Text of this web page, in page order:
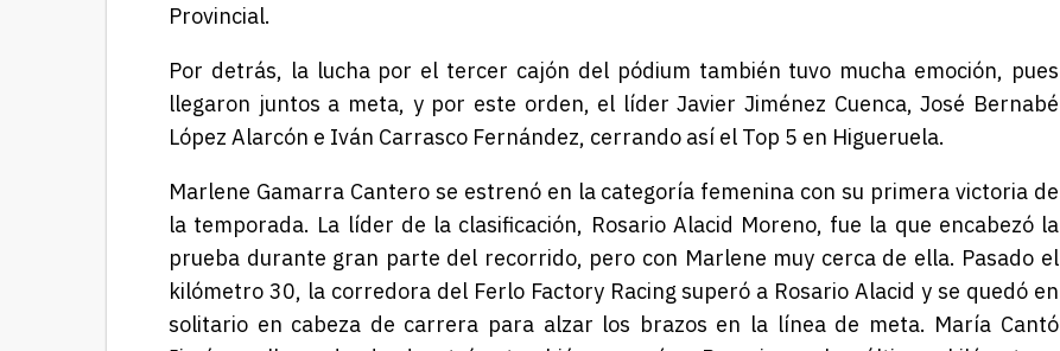
Provincial.
Por detrás, la lucha por el tercer cajón del pódium también tuvo mucha emoción, pues
llegaron juntos a meta, y por este orden, el líder Javier Jiménez Cuenca, José Bernabé
López Alarcón e Iván Carrasco Fernández, cerrando así el Top 5 en Higueruela.
Marlene Gamarra Cantero se estrenó en la categoría femenina con su primera victoria de
la temporada. La líder de la clasificación, Rosario Alacid Moreno, fue la que encabezó la
prueba durante gran parte del recorrido, pero con Marlene muy cerca de ella. Pasado el
kilómetro 30, la corredora del Ferlo Factory Racing superó a Rosario Alacid y se quedó en
solitario en cabeza de carrera para alzar los brazos en la línea de meta. María Cantó